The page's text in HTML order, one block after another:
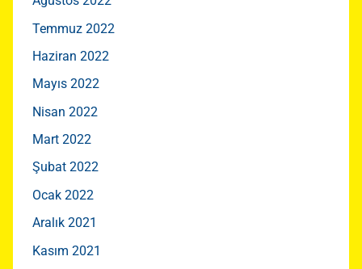
Temmuz 2022
Haziran 2022
Mayıs 2022
Nisan 2022
Mart 2022
Şubat 2022
Ocak 2022
Aralık 2021
Kasım 2021